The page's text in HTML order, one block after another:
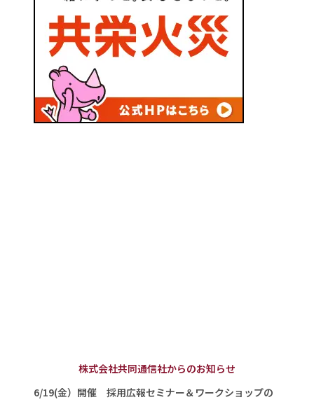
株式会社共同通信社からのお知らせ
6/19(金）開催 採用広報セミナー＆ワークショップの